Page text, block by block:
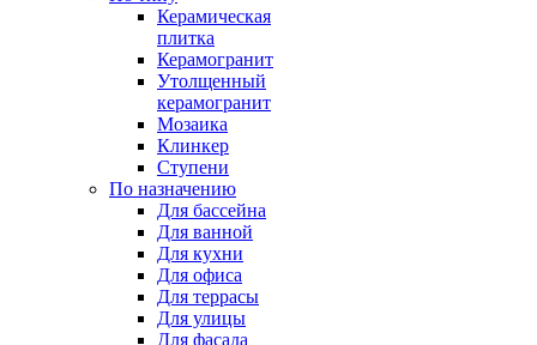
Керамическая
плитка
Керамогранит
Утолщенный
керамогранит
Мозаика
Клинкер
Ступени
По назначению
Для бассейна
Для ванной
Для кухни
Для офиса
Для террасы
Для улицы
Для фасада